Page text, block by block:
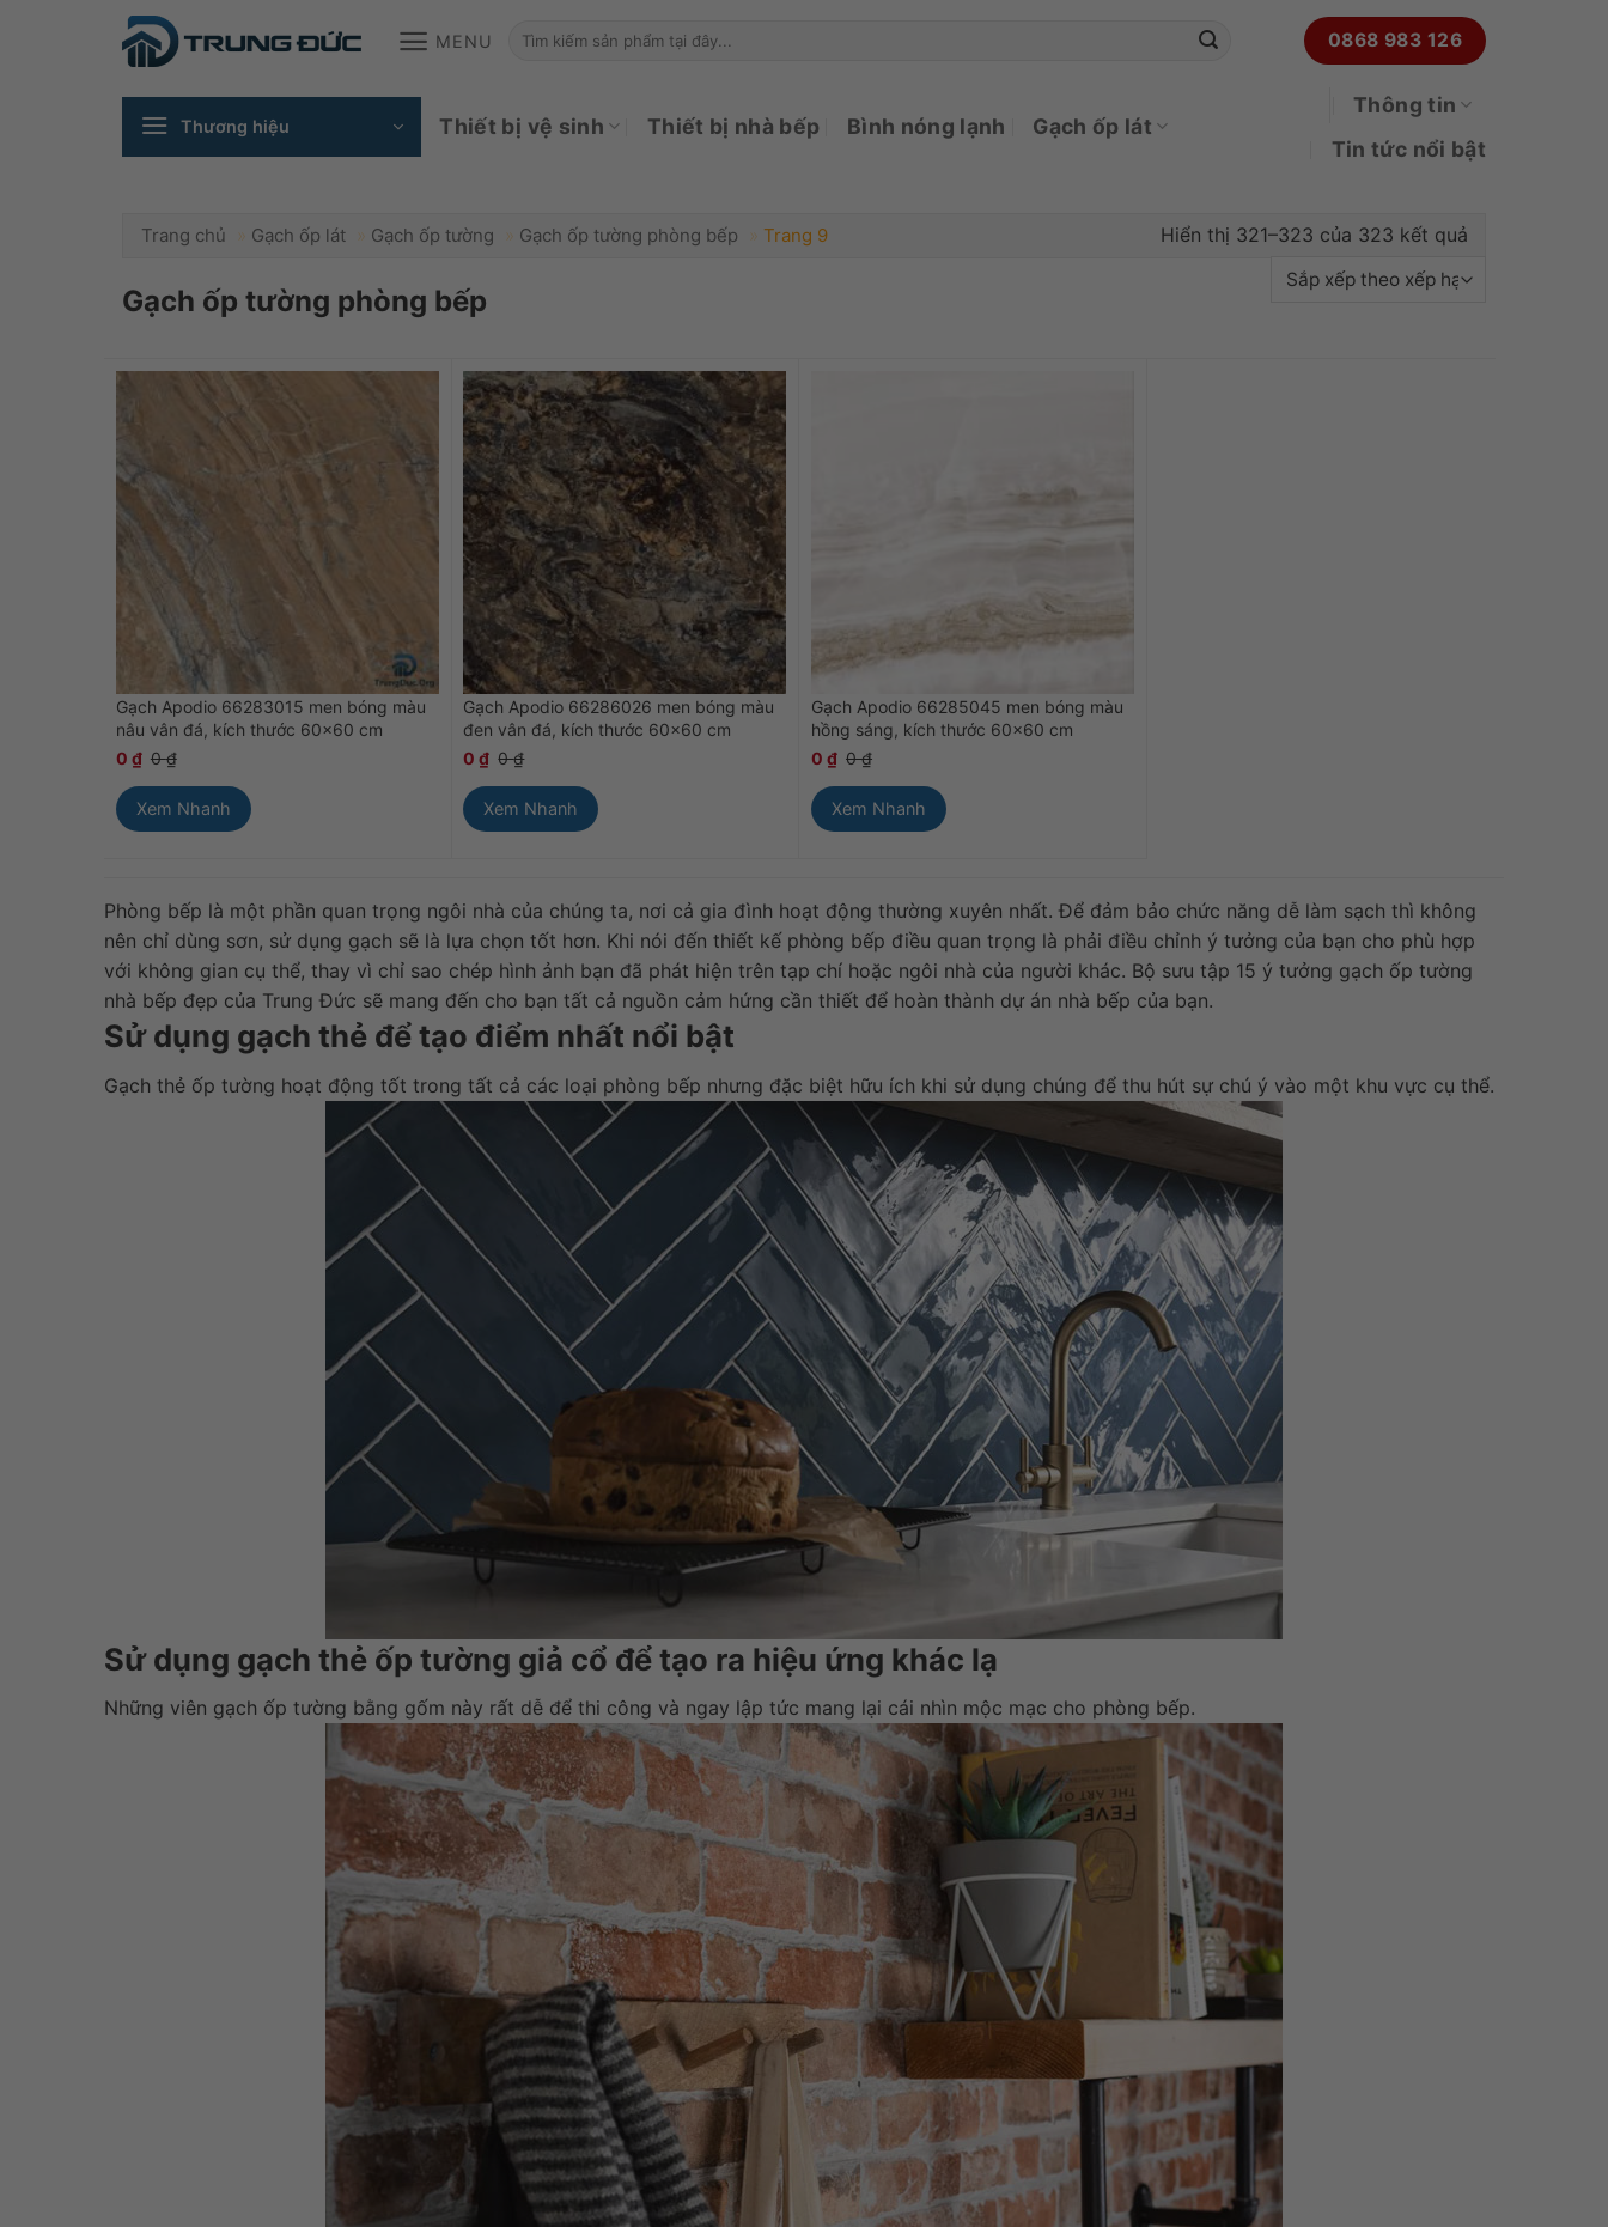
MENU
Tìm
0868 983 126
Thương hiệu Thiết bị vệ sinh Thiết bị nhà bếp Bình nóng lạnh Gạch ốp lát
Thông tin
Tin tức nổi bật
Trang chủ » Gạch ốp lát » Gạch ốp tường » Gạch ốp tường phòng bếp » Trang 9
Gạch ốp tường phòng bếp
Hiển thị 321–323 của 323 kết quả
Gạch Apodio 66283015 men bóng màu
nâu vân đá, kích thước 60×60 cm
0 ₫ 0₫
Xem Nhanh
Gạch Apodio 66286026 men bóng màu
đen vân đá, kích thước 60×60 cm
0₫ 0₫
Xem Nhanh
Gạch Apodio 66285045 men bóng màu
hồng sáng, kích thước 60×60 cm
0₫ 0₫
Xem Nhanh
Phòng bếp là một phần quan trọng ngôi nhà của chúng ta, nơi cả gia đình hoạt động thường xuyên nhất. Để đảm bảo chức năng dễ làm sạch thì không
nên chỉ dùng sơn, sử dụng gạch sẽ là lựa chọn tốt hơn. Khi nói đến thiết kế phòng bếp điều quan trọng là phải điều chỉnh ý tưởng của bạn cho phù hợp
với không gian cụ thể, thay vì chỉ sao chép hình ảnh bạn đã phát hiện trên tạp chí hoặc ngôi nhà của người khác. Bộ sưu tập 15 ý tưởng gạch ốp tường
nhà bếp đẹp của Trung Đức sẽ mang đến cho bạn tất cả nguồn cảm hứng cần thiết để hoàn thành dự án nhà bếp của bạn.
Sử dụng gạch thẻ để tạo điểm nhất nổi bật
Gạch thẻ ốp tường hoạt động tốt trong tất cả các loại phòng bếp nhưng đặc biệt hữu ích khi sử dụng chúng để thu hút sự chú ý vào một khu vực cụ thể.
Sử dụng gạch thẻ ốp tường giả cổ để tạo ra hiệu ứng khác lạ
Những viên gạch ốp tường bằng gốm này rất dễ để thi công và ngay lập tức mang lại cái nhìn mộc mạc cho phòng bếp.